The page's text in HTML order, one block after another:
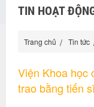
TIN HOẠT
Trang chủ Tin tức
Viện Khoa học
trao bằng tiến